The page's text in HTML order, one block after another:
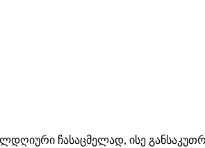
ჩასაცმელად, ისე